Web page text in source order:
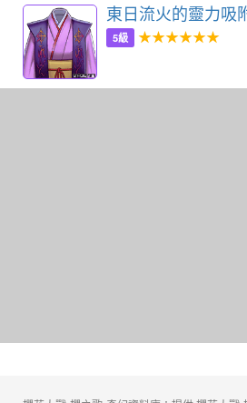
東日流火的靈力吸
5級 ★★★★★★